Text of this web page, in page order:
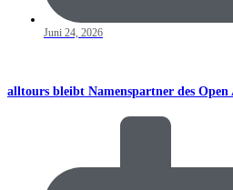
Juni 24, 2026
alltours bleibt Namenspartner des